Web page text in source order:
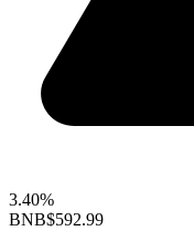
3.40%
BNB$592.99